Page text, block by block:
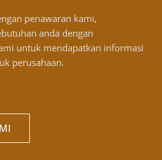
penawaran kami,
anda dengan
untuk mendapatkan informasi
perusahaan.